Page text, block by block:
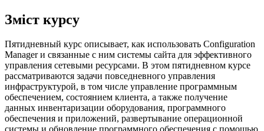
Зміст курсу
Пятидневный курс описывает, как использовать Configuration
Manager и связанные с ним системы сайта для эффективного
управления сетевыми ресурсами. В этом пятидневном курсе
рассматриваются задачи повседневного управления
инфраструктурой, в том числе управление программным
обеспечением, состоянием клиента, а также получение
данных инвентаризации оборудования, программного
обеспечения и приложений, развертывание операционной